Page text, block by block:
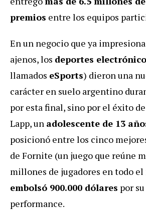
premios entre los equipos
En un negocio que ya
ajenos, los deportes
llamados eSports) dieron una
carácter en suelo argentino
por esta final, sino por el éxito
Lapp, un adolescente de 13
posicionó entre los cinco
de Fornite (un juego que reúne
millones de jugadores en todo el
embolsó 900.000 dólares por
performance.